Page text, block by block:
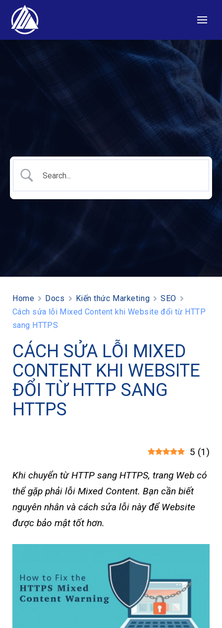
Home Docs Kiến thức Marketing
SEO
Cách sửa lỗi Mixed Content khi Website đổi từ HTTP
sang HTTPS
CÁCH SỬA LỖI MIXED
CONTENT KHI WEBSITE
ĐỔI TỪ HTTP SANG
HTTPS
5 (1 )
Khi chuyển từ HTTP sang HTTPS, trang Web có
thể gặp phải lỗi Mixed Content. Bạn cần biết
nguyên nhân và cách sửa lỗi này để Website
được bảo mật tốt hơn.